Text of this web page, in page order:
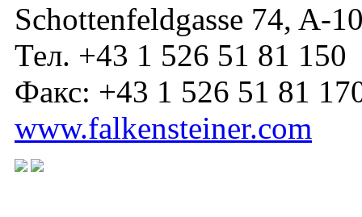
Schottenfeldgasse 74, A-
Тел. +43 1 526 51 81 150
Факс: +43 1 526 51 81
www.falkensteiner.com